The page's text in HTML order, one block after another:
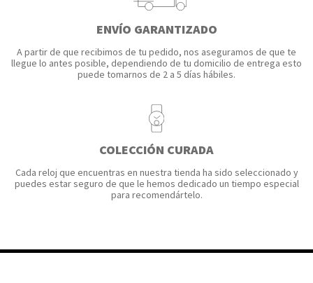
ENVÍO GARANTIZADO
A partir de que recibimos de tu pedido, nos aseguramos de que te
llegue lo antes posible, dependiendo de tu domicilio de entrega esto
puede tomarnos de 2 a 5 días hábiles.
COLECCIÓN CURADA
Cada reloj que encuentras en nuestra tienda ha sido seleccionado y
puedes estar seguro de que le hemos dedicado un tiempo especial
para recomendártelo.